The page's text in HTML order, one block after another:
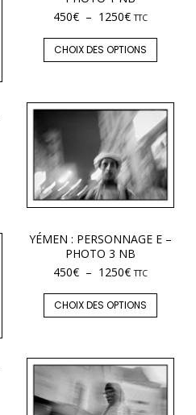
450€ – 1250€ TTC
CHOIX DES OPTIONS
YÉMEN : PERSONNAGE E –
PHOTO 3 NB
450€ – 1250€ TTC
CHOIX DES OPTIONS